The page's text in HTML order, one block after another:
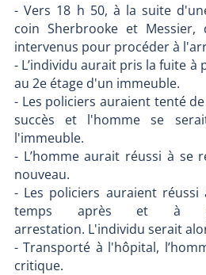
- Vers 18 h 50, à la suite
coin Sherbrooke et Messier,
intervenus pour procéder à
- L’individu aurait pris la fuite à
au 2e étage d'un immeuble.
- Les policiers auraient tenté
succès et l'homme se
l'immeuble.
- L’homme aurait réussi à se
nouveau.
- Les policiers auraient
temps après et à
arrestation. L'individu serait
- Transporté à l'hôpital,
critique.